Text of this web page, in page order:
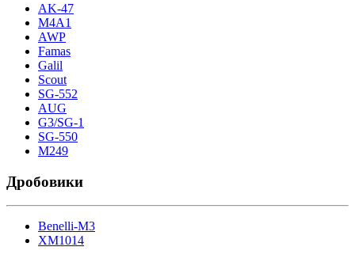
AK-47
M4A1
AWP
Famas
Galil
Scout
SG-552
AUG
G3/SG-1
SG-550
M249
Дробовики
Benelli-M3
XM1014